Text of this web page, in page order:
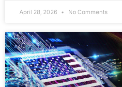
April 28, 2026 No Comments